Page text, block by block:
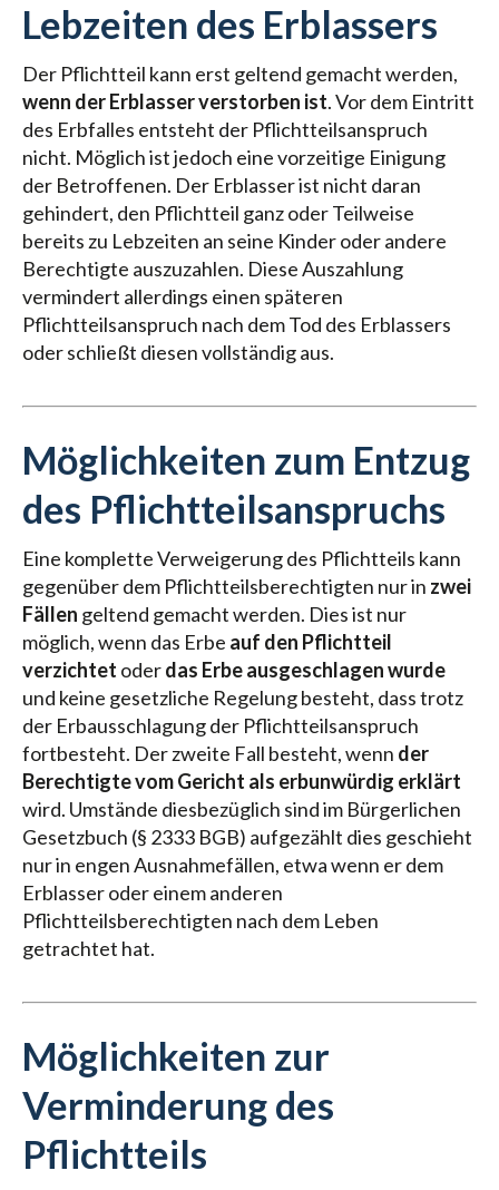
Lebzeiten des Erblassers
Der Pflichtteil kann erst geltend gemacht werden,
wenn der Erblasser verstorben ist. Vor dem Eintritt
des Erbfalles entsteht der Pflichtteilsanspruch
nicht. Möglich ist jedoch eine vorzeitige Einigung
der Betroffenen. Der Erblasser ist nicht daran
gehindert, den Pflichtteil ganz oder Teilweise
bereits zu Lebzeiten an seine Kinder oder andere
Berechtigte auszuzahlen. Diese Auszahlung
vermindert allerdings einen späteren
Pflichtteilsanspruch nach dem Tod des Erblassers
oder schließt diesen vollständig aus.
Möglichkeiten zum Entzug
des Pflichtteilsanspruchs
Eine komplette Verweigerung des Pflichtteils kann
gegenüber dem Pflichtteilsberechtigten nur in zwei
Fällen geltend gemacht werden. Dies ist nur
möglich, wenn das Erbe auf den Pflichtteil
verzichtet oderdas Erbe ausgeschlagen wurde
und keine gesetzliche Regelung besteht, dass trotz
der Erbausschlagung der Pflichtteilsanspruch
fortbesteht. Der zweite Fall besteht, wenn der
Berechtigte vom Gericht als erbunwürdig erklärt
wird. Umstände diesbezüglich sind im Bürgerlichen
Gesetzbuch (§ 2333 BGB) aufgezählt dies geschieht
nur in engen Ausnahmefällen, etwa wenn er dem
Erblasser oder einem anderen
Pflichtteilsberechtigten nach dem Leben
getrachtet hat.
Möglichkeiten zur
Verminderung des
Pflichtteils